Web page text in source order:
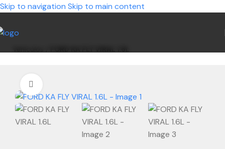
Skip to navigation Skip to main content